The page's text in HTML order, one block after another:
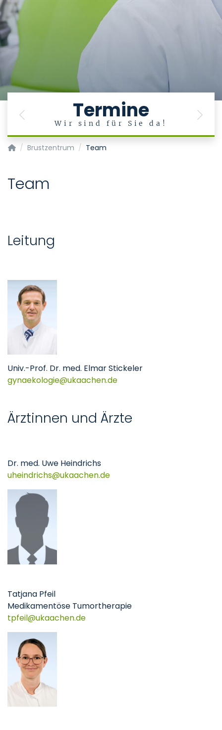
Termine
Wir sind für Sie da!
Previous Next
Klinik für Gynäkologie und Geburtsmedizin
Brustzentrum Team
Team
Leitung
Univ.-Prof. Dr. med. Elmar Stickeler
gynaekologie
ukaachende
Ärztinnen und Ärzte
Dr. med. Uwe Heindrichs
uheindrichs
ukaachende
Tatjana Pfeil
Medikamentöse Tumortherapie
tpfeil
ukaachende